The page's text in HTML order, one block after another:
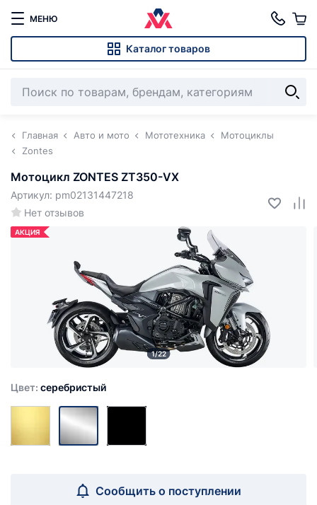
МЕНЮ
Каталог товаров
Главная Авто и мото Мототехника
Мотоциклы
Zontes
Мотоцикл ZONTES ZT350-VX
Нет отзывов
Артикул: pm02131447218
АКЦИЯ
1/22
Цвет: серебристый
Сообщить о поступлении